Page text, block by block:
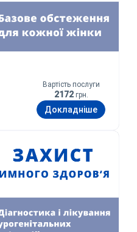
Вартість послуги
2172 грн.
Докладніше